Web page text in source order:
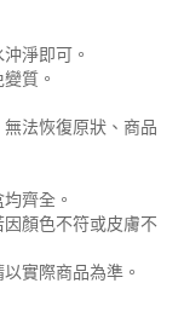
淨即可。
質。
法恢復原狀、商品
齊全。
顏色不符或皮膚不
實際商品為準。